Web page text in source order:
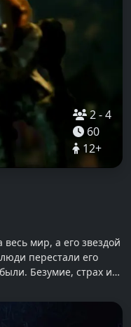
2-4
60
12+
мир, а его звездой
перестали его
Безумие, страх и